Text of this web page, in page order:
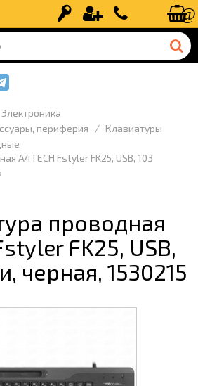
Вход Регистрация+7 (499) 110-
Электроника
периферия
Клавиатуры
A4TECH Fstyler FK25, USB, 103
проводная
FK25, USB,
черная, 1530215